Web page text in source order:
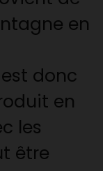
en
donc
en
les
être